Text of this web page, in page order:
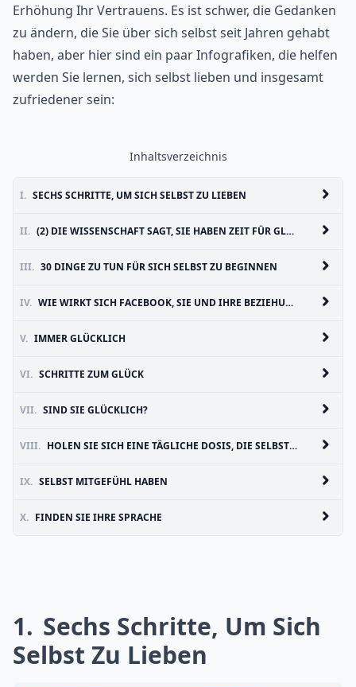
Erhöhung Ihr Vertrauens. Es ist schwer, die Gedanken
zu ändern, die Sie über sich selbst seit Jahren gehabt
haben, aber hier sind ein paar Infografiken, die helfen
werden Sie lernen, sich selbst lieben und insgesamt
zufriedener sein:
Inhaltsverzeichnis
I. SECHS SCHRITTE, UM SICH SELBST ZU LIEBEN
II. (2) DIE WISSENSCHAFT SAGT, SIE HABEN ZEIT FÜR GLÜCK
III. 30 DINGE ZU TUN FÜR SICH SELBST ZU BEGINNEN
IV. WIE WIRKT SICH FACEBOOK, SIE UND IHRE BEZIEHUNGEN
V. IMMER GLÜCKLICH
VI. SCHRITTE ZUM GLÜCK
VII. SIND SIE GLÜCKLICH?
VIII. HOLEN SIE SICH EINE TÄGLICHE DOSIS, DIE SELBSTLIEBE
IX. SELBST MITGEFÜHL HABEN
X. FINDEN SIE IHRE SPRACHE
1
Sechs Schritte, Um Sich
Selbst Zu Lieben